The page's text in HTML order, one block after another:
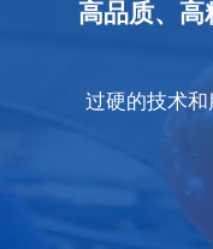
高品质、
过硬的技术